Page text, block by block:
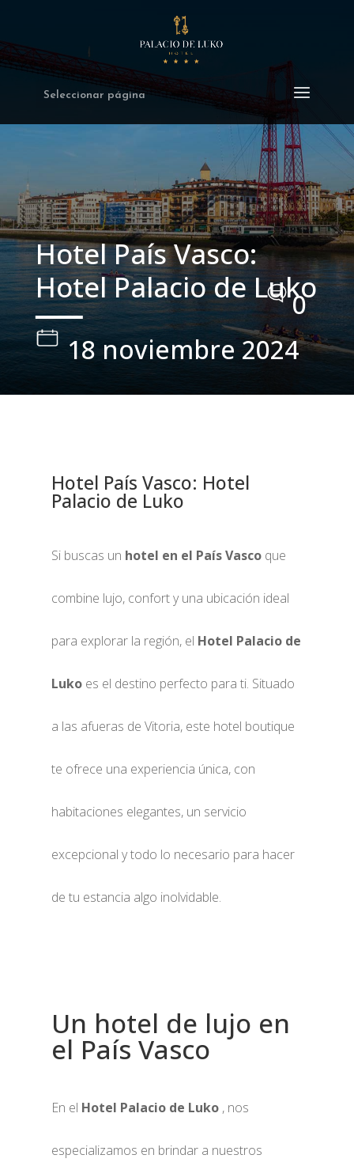
Seleccionar página
Hotel País Vasco:
Hotel Palacio de Luko
0
18 noviembre 2024
Hotel País Vasco: Hotel
Palacio de Luko
Si buscas un hotel en el País Vascoque
combine lujo, confort y una ubicación ideal
para explorar la región, el Hotel Palacio de
Lukoes el destino perfecto para ti. Situado
a las afueras de Vitoria, este hotel boutique
te ofrece una experiencia única, con
habitaciones elegantes, un servicio
excepcional y todo lo necesario para hacer
de tu estancia algo inolvidable.
Un hotel de lujo en
el País Vasco
En el Hotel Palacio de Luko, nos
especializamos en brindar a nuestros